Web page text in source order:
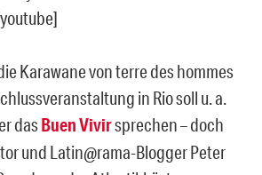
Karawane von terre des hommes
in Rio soll u. a.
dasBuen Vivirsprechen – doch
und Latin@rama-Blogger Peter